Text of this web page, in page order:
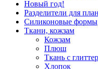
Новый год!
Разделители для
Силиконовые формы
Ткани, кожзам
Кожзам
Плюш
Ткань с
Хлопок